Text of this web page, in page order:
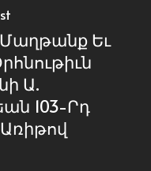
Եւ
Ա.
103-Րդ